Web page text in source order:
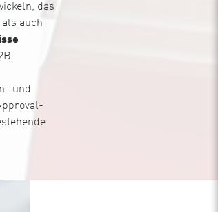
das
als auch
und